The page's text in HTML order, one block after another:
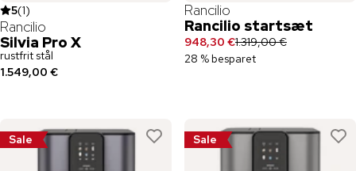
5(1)
Rancilio
Silvia Pro X
rustfrit stål
1.549,00 €
Rancilio
Rancilio startsæt
948,30 €1.319,00 €
28 % besparet
Sale Sale